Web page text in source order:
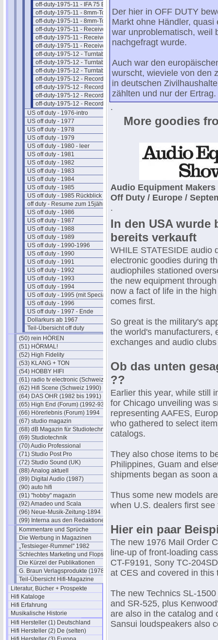
off-duty-1975-11 - IFA 75 Berlin
off-duty-1975-11 - 8mm-Tonfilm 1
off-duty-1975-11 - 8mm-Tonfilm 2
off-duty-1975-11 - Receiver Intro
off-duty-1975-11 - Receiver II
off-duty-1975-11 - Receiver Preise
off-duty-1975-12 - Turntable Intro
off-duty-1975-12 - Turntable Liste
off-duty-1975-12 - Turntab.Preise
off-duty-1975-12 - Record Section I
off-duty-1975-12 - Record Section II
off-duty-1975-12 - Record Section III
off-duty-1975-12 - Record Section IV
US off duty - 1976-intro
US off duty - 1977
US off duty - 1978
US off duty - 1979
US off duty - 1980 - leer
US off duty - 1981
US off duty - 1982
US off duty - 1983
US off duty - 1984
US off duty - 1985
US off duty - 1985 Rückblick
off duty - Resume zum 15jährigen
US off duty - 1986
US off duty - 1987
US off duty - 1988
US off duty - 1989
US off duty - 1990-1996
US off duty - 1990
US off duty - 1991
US off duty - 1992
US off duty - 1993
US off duty - 1994
US off duty - 1995 (mit Special)
US off duty - 1996
US off duty - 1997 - Ende
Dollarkurs ab 1967
Teil-Übersicht off duty
(50) rein HÖREN
(51) HÖRMAL!
(52) High Fidelity
(53) KLANG + TON
(54) HOBBY HIFI
(61) radio tv electronic (Schweiz)
(62) Hifi Scene (Schweiz 1990)
(64) DAS OHR (1982 bis 1991)
(65) High End (Forum) (1992-93)
(66) Hörerlebnis (Forum) 1994
(67) studio magazin
(68) dB Magazin für Studiotechnik
(69) Studiotechnik
(70) Audio Professional
(71) Studio Post Pro
(72) Studio Sound (UK)
(88) Analog aktuell
(89) Digital Audio (1987)
(90) auto hifi
(91) "hobby" magazin
(92) Amadeo und Scala
(96) Neue-Musik-Zeitung-1894
(99) Interna aus den Redaktionen
Kommentare und Sprüche
Die Werbung in Magazinen
„Testsieger-Rummel" 1982
Schlechtes Marketing und Flops
Die Kürzel der Publikationen
G. Braun Verlagsprodukte (1978)
Teil-Übersicht Hifi-Magazine
Literatur, Bücher + Prospekte
Hifi Kataloge
Hifi Erfahrung
Musikalische Historie
Hifi Hersteller (1) Deutschland
Hifi Hersteller (2) De (selten)
Der hier in OFF DUTY
Markt ohne Händler,
war unproblematisch, weil
nachgefragt wurde.
Auch war den
wurscht, wieviele von den
in deutschen
zählten und nur der Ertrag.
.
More goodies
Audio Equipment Makers
Off Duty / Europe /
.
In den USA wurde
bereits verkauft
WHILE STATESIDE audio
electronic goodies during
audiophiles stationed
the new equipment
now a fact of life in the
comes first.
So great is the military's
the world's manufacturers,
exchanges and audio
Ob das unten
??
Earlier this year, while still
for Chicago unveiling was
representing AAFES,
who gathered to select
catalogs.
They also chose items to
Philippines, Guam and
shipments began as soon
Thus some new models
when U.S. dealers first
Hier ein paar
The new 1976 Mail Order
line-up of front-loading
CT-F9191, Sony TC-
at CES and covered in this
The new Technics SL-
and SR-525, plus
are also in the catalog and
Sansui loudspeakers also